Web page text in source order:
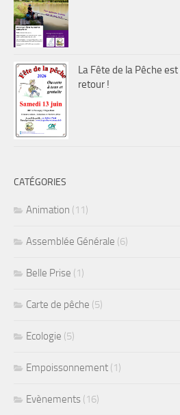
La Fête de la Pêche est
retour !
CATÉGORIES
Animation (11)
Assemblée Générale (6)
Belle Prise (1)
Carte de pêche (5)
Ecologie (5)
Empoissonnement (1)
Evènements (16)